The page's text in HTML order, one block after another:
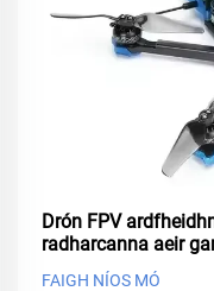
Drón FPV
radharcanna aeir
FAIGH NÍOS MÓ